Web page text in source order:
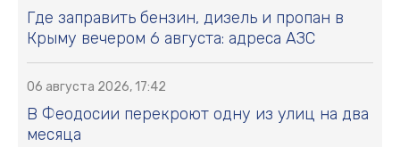
Где заправить бензин, дизель и пропан в
Крыму вечером 6 августа: адреса АЗС
06 августа 2026, 17:42
В Феодосии перекроют одну из улиц на два
месяца